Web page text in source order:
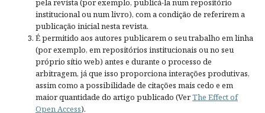
pela revista (por exemplo, publicá-la num repositório
institucional ou num livro), com a condição de referirem a
publicação inicial nesta revista.
É permitido aos autores publicarem o seu trabalho em linha
(por exemplo, em repositórios institucionais ou no seu
próprio sítio web) antes e durante o processo de
arbitragem, já que isso proporciona interações produtivas,
assim como a possibilidade de citações mais cedo e em
maior quantidade do artigo publicado (VerThe Effect of
Open Access).